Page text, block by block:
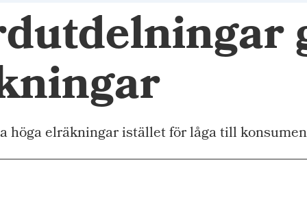
höga elräkningar istället för låga till